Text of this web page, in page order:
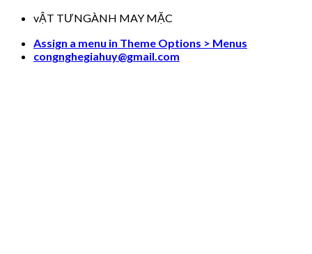
Skip
content
vẬT TƯNGÀNH MAY MẶC
Assign a menu in Theme Options > Menus
congnghegiahuy@gmail.com